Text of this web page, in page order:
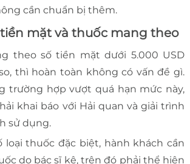
cần chuẩn bị thêm.
mặt và thuốc mang theo
theo số tiền mặt dưới 5.000 USD
thì hoàn toàn không có vấn đề gì.
trường hợp vượt quá hạn mức này,
khai báo với Hải quan và giải trình
sử dụng.
loại thuốc đặc biệt, hành khách cần
do bác sĩ kê, trên đó phải thể hiện